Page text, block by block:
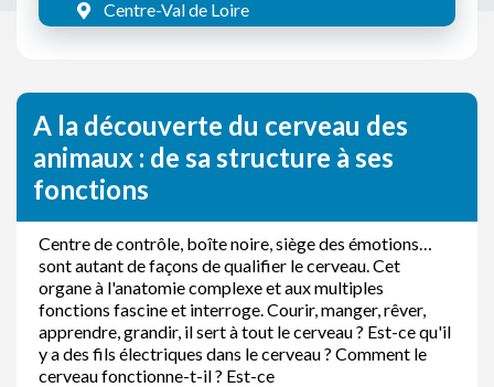
Centre-Val de Loire
A la découverte du cerveau des
animaux : de sa structure à ses
fonctions
Centre de contrôle, boîte noire, siège des émotions…
sont autant de façons de qualifier le cerveau. Cet
organe à l'anatomie complexe et aux multiples
fonctions fascine et interroge. Courir, manger, rêver,
apprendre, grandir, il sert à tout le cerveau ? Est-ce qu'il
y a des fils électriques dans le cerveau ? Comment le
cerveau fonctionne-t-il ? Est-ce